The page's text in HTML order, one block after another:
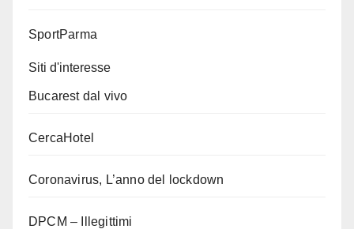
SportParma
Siti d'interesse
Bucarest dal vivo
CercaHotel
Coronavirus, L’anno del lockdown
DPCM – Illegittimi